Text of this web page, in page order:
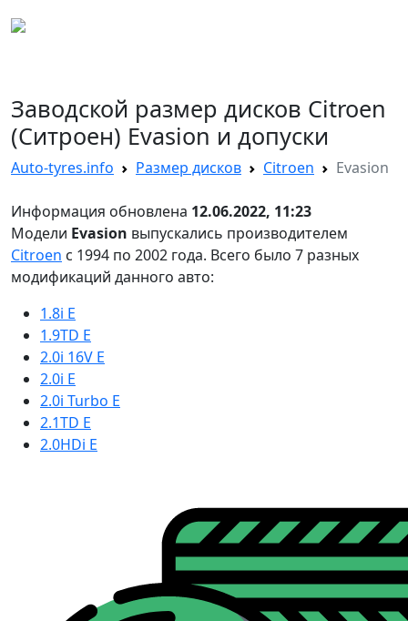
Заводской размер дисков Citroen
(Ситроен) Evasion и допуски
Auto-tyres.info Размер дисков Citroen Evasion
Информация обновлена 12.06.2022, 11:23
Модели Evasion выпускались производителем
Citroen с 1994 по 2002 года. Всего было 7 разных
модификаций данного авто:
1.8i E
1.9TD E
2.0i 16V E
2.0i E
2.0i Turbo E
2.1TD E
2.0HDi E